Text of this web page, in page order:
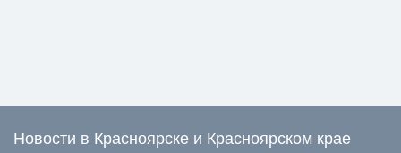
Новости в Красноярске и Красноярском крае